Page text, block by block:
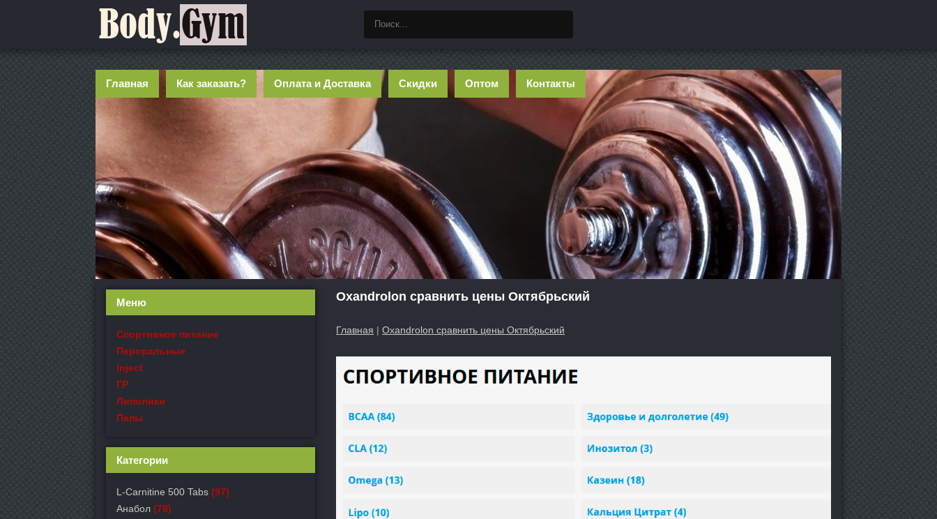
Главная Как заказать? Оплата и Доставка Скидки Оптом Контакты
Oxandrolon сравнить цены Октябрьский
Главная | Oxandrolon сравнить цены Октябрьский
Меню
Спортивное питание
Пероральные
Inject
ГР
Липолики
Пепы
Категории
L-Carnitine 500 Tabs (97)
Анабол (78)